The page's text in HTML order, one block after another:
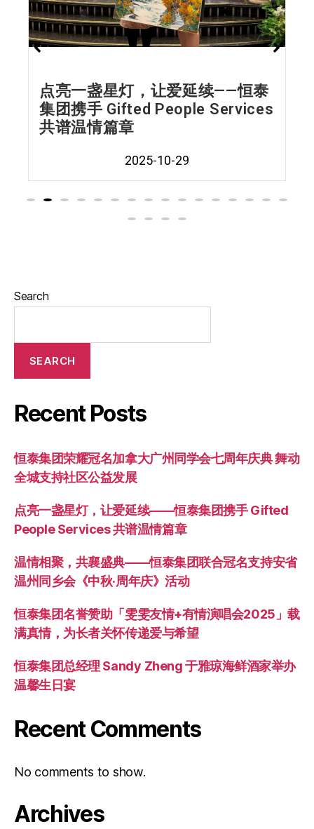
——恒泰
温情相聚，共襄盛典——恒泰
联合冠名支持安省温州同乡
《中秋·周年庆》活动
Search
SEARCH
Recent Posts
恒泰集团荣耀冠名加拿大广州同学会七周年庆典 舞动
全城支持社区公益发展
点亮一盏星灯，让爱延续——恒泰集团携手 Gifted
People Services 共谱温情篇章
温情相聚，共襄盛典——恒泰集团联合冠名支持安省
温州同乡会《中秋·周年庆》活动
恒泰集团名誉赞助「雯雯友情+有情演唱会2025」载
满真情，为长者关怀传递爱与希望
恒泰集团总经理 Sandy Zheng 于雅琼海鲜酒家举办
温馨生日宴
Recent Comments
No comments to show.
Archives